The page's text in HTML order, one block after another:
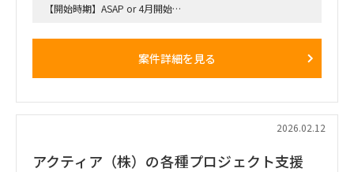
【開始時期】ASAP or 4月開始
案件詳細を見る
2026.02.12
アクティア（株）の各種プロジェクト支援